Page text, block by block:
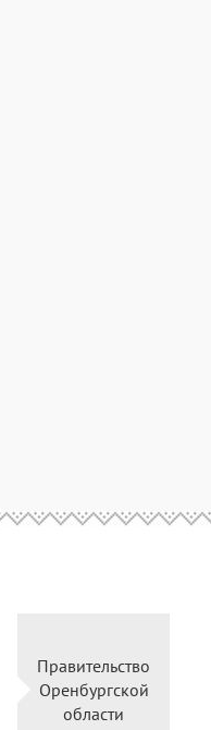
Правительство
Оренбургской
области